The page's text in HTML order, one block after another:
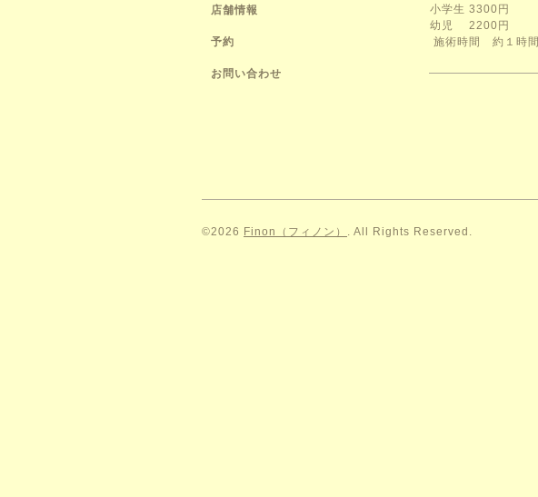
小学生 3300円
幼児 2200円
施術時間 約１時間
店舗情報
予約
お問い合わせ
©2026 Finon（フィノン） . All Rights Reserved.